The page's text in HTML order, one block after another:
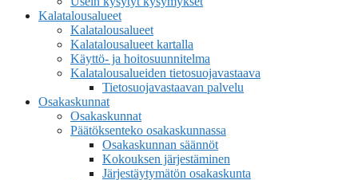
Kalatalousalueet
Kalatalousalueet
Kalatalousalueet kartalla
Käyttö- ja hoitosuunnitelma
Kalatalousalueiden tietosuojavastaava
Tietosuojavastaavan palvelu
Osakaskunnat
Osakaskunnat
Päätöksenteko osakaskunnassa
Osakaskunnan säännöt
Kokouksen järjestäminen
Järjestäytymätön osakaskunta